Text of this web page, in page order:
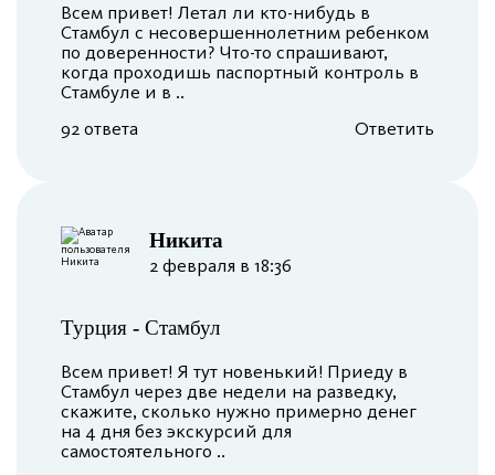
Всем привет! Летал ли кто-нибудь в
Стамбул с несовершеннолетним ребенком
по доверенности? Что-то спрашивают,
когда проходишь паспортный контроль в
Стамбуле и в ..
92 ответа
Ответить
Никита
2 февраля в 18:36
Турция - Стамбул
Всем привет! Я тут новенький! Приеду в
Стамбул через две недели на разведку,
скажите, сколько нужно примерно денег
на 4 дня без экскурсий для
самостоятельного ..